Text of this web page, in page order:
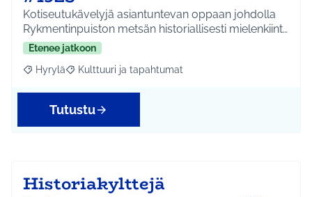
Kotiseutukävelyjä asiantuntevan oppaan johdolla
Rykmentinpuiston metsän historiallisesti mielenkiint…
Etenee jatkoon
Rajaa tulokset aihepiirin mukaan: Hyrylä
Hyrylä Rajaa tulokset teeman mukaan: Kulttuuri ja
Kulttuuri ja tapahtumat
Tutustu
Historiakylttejä